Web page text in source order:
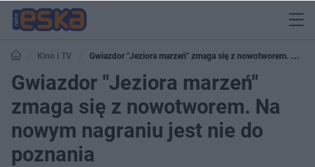
Kino i TV
Gwiazdor "Jeziora marzeń" zmaga się z nowotworem. Na
nowym nagraniu jest nie do poznania
Gwiazdor "Jeziora marzeń"
zmaga się z nowotworem. Na
nowym nagraniu jest nie do
poznania